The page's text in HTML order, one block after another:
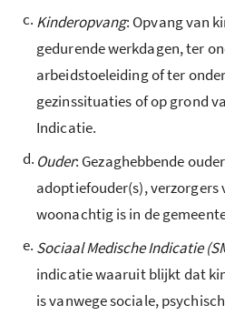
c. Kinderopvang: Opvang van
gedurende werkdagen, ter
arbeidstoeleiding of ter
gezinssituaties of op grond
Indicatie.
d. Ouder: Gezaghebbende
adoptiefouder(s), verzorgers
woonachtig is in de
e. Sociaal Medische Indicatie
indicatie waaruit blijkt dat
is vanwege sociale,